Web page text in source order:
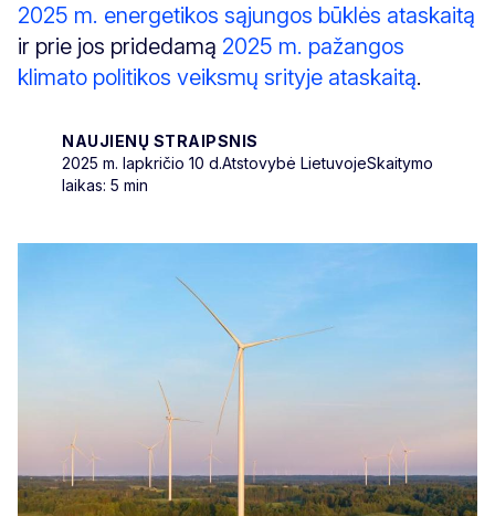
2025 m. energetikos sąjungos būklės ataskaitą
ir prie jos pridedamą 2025 m. pažangos
klimato politikos veiksmų srityje ataskaitą.
NAUJIENŲ STRAIPSNIS
2025 m. lapkričio 10 d.Atstovybė LietuvojeSkaitymo
laikas: 5 min